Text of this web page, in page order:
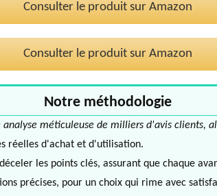
Consulter le produit sur Amazon
Consulter le produit sur Amazon
Notre méthodologie
méticuleuse de milliers d'avis clients,
réelles d'achat et d'utilisation.
les points clés, assurant que chaque
précises, pour un choix qui rime avec